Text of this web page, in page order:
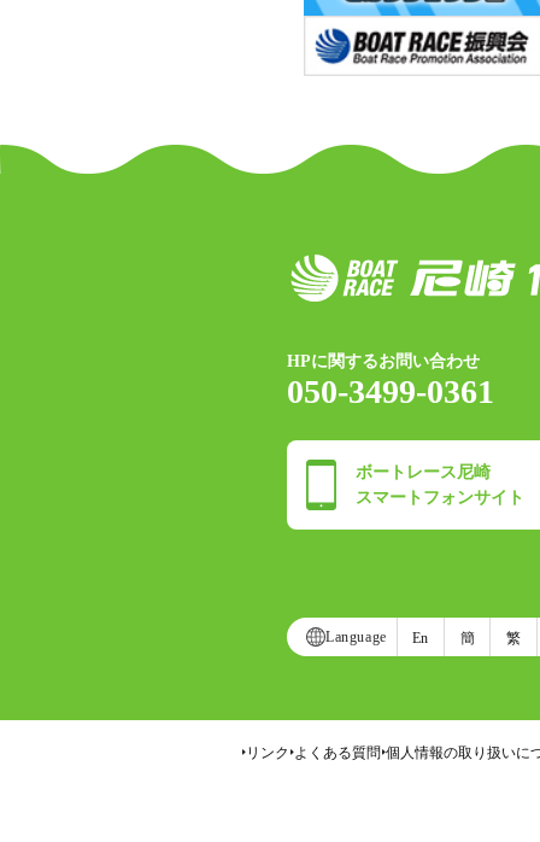
HPに関するお問い合わせ
050-3499-0361
ボートレース尼崎
スマートフォンサイト
Language En 簡 繁
リンク よくある質問 個人情報の取り扱いに